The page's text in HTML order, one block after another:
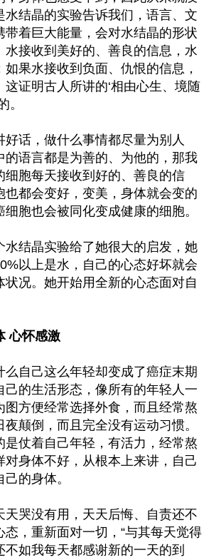
水结晶的实验告诉我们，语言、文
带着巨大能量，会对水结晶的形状
水接收到美好的、善良的信息，水
果水接收到负面、仇恨的信息，
这证明古人所讲的‘相由心生、境随
。
好话，做什么事情都尽量为别人
的语言都是为善的、为他的，那我
细胞每天接收到好的、善良的信
也都会变好，变美，身体就会变的
胞也会被同化变成健康的细胞。
水结晶实验给了她很大的启发，她
以上是水，自己的心态好坏就会
状况。她开始用全新的心态面对自
心怀感激
么自己这么年轻却变成了癌症末期
己的生活形态，像所有的年轻人一
图方便经常选择外食，而且经常熬
颠倒，而且完全没有运动习惯。
是仗着自己年轻，有活力，经常熬
对身体不好，从根本上来讲，自己
的身体。
天哭没有用，天天后悔、自责还不
态，重新面对一切，“与其每天觉得
不如我每天都感谢新的一天的到